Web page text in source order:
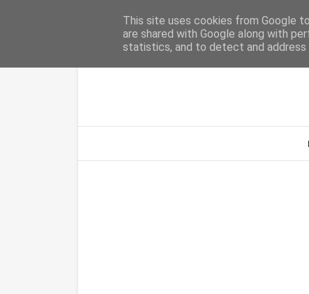
This site uses cookies from Google
are shared with Google along with
statistics, and to detect and address